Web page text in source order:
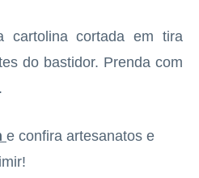
cartolina cortada em tira
do bastidor. Prenda com
e confira artesanatos e